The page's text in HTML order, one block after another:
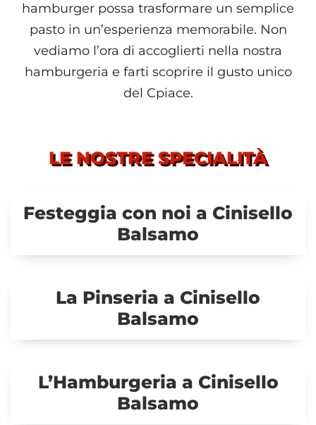
hamburger possa trasformare un semplice
pasto in un’esperienza memorabile. Non
vediamo l’ora di accoglierti nella nostra
hamburgeria e farti scoprire il gusto unico
del Cpiace.
LE NOSTRE SPECIALITÀ
Festeggia con noi a Cinisello
Balsamo
La Pinseria a Cinisello
Balsamo
L’Hamburgeria a Cinisello
Balsamo